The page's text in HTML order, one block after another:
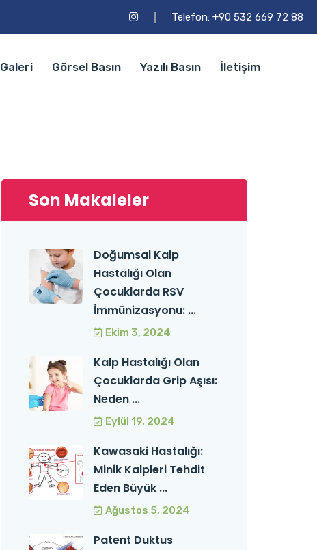
Telefon: +90 532 669 72 88
Galeri Görsel Basın Yazılı Basın İletişim
Son Makaleler
Doğumsal Kalp
Hastalığı Olan
Çocuklarda RSV
İmmünizasyonu: ...
Ekim 3, 2024
Kalp Hastalığı Olan
Çocuklarda Grip Aşısı:
Neden ...
Eylül 19, 2024
Kawasaki Hastalığı:
Minik Kalpleri Tehdit
Eden Büyük ...
Ağustos 5, 2024
Patent Duktus